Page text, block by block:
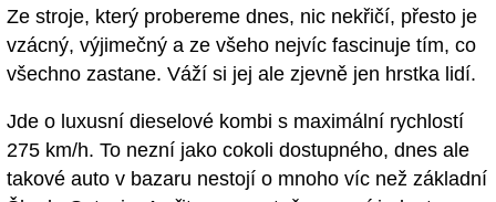
Ze stroje, který probereme dnes, nic nekřičí, přesto je
vzácný, výjimečný a ze všeho nejvíc fascinuje tím, co
všechno zastane. Váží si jej ale zjevně jen hrstka lidí.
Jde o luxusní dieselové kombi s maximální rychlostí
275 km/h. To nezní jako cokoli dostupného, dnes ale
takové auto v bazaru nestojí o mnoho víc než základní